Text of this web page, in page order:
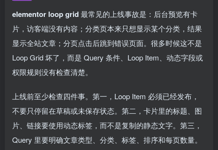
elementor loop grid最常见的上线事故是：后台预览有卡
片，访客端没有内容；分类页本来只想显示某个分类，结果
显示全站文章；分页点击后跳到错误页面。很多时候这不是
Loop Grid 坏了，而是 Query 条件、Loop Item、动态字段或
权限规则没有检查清楚。
上线前至少检查四件事。第一，Loop Item 必须已经发布，
不要只停留在草稿或未保存状态。第二，卡片里的标题、图
片、链接要使用动态标签，而不是复制的静态文字。第三，
Query 里要明确文章类型、分类、标签、排序和每页数量。